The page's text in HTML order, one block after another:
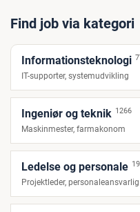
Find job via kategori
Informationsteknologi
IT-supporter, systemudvikling
Ingeniør og teknik 1266
Maskinmester, farmakonom
Ledelse og personale
Projektleder, personaleansvarlig